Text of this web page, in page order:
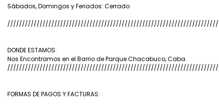
Sábados, Domingos y Feriados: Cerrado
DONDE ESTAMOS:
Nos Encontramos en el Barrio de Parque Chacabuco, Caba.
FORMAS DE PAGOS Y FACTURAS: